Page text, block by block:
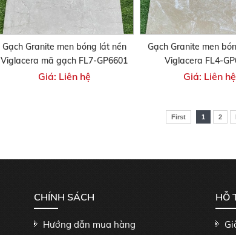
Gạch Granite men bóng lát nền
Viglacera mã gạch FL7-GP6601
Giá: Liên hệ
Gạch Granite men
Viglacera FL4-
Giá: Liên hệ
First 1 2
CHÍNH SÁCH
Hướng dẫn mua hàng
HỖ